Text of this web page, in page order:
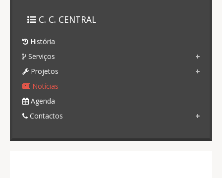
C. C. CENTRAL
História
Serviços
Projetos
Notícias
Agenda
Contactos